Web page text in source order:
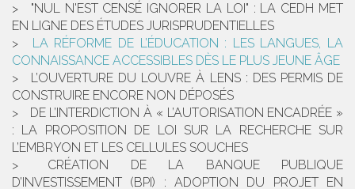
"NUL N'EST CENSÉ IGNORER LA LOI" : LA CEDH MET
EN LIGNE DES ÉTUDES JURISPRUDENTIELLES
LA RÉFORME DE L’ÉDUCATION : LES LANGUES, LA
CONNAISSANCE ACCESSIBLES DÈS LE PLUS JEUNE ÂGE
L’OUVERTURE DU LOUVRE À LENS : DES PERMIS DE
CONSTRUIRE ENCORE NON DÉPOSÉS
DE L’INTERDICTION À « L’AUTORISATION ENCADRÉE »
: LA PROPOSITION DE LOI SUR LA RECHERCHE SUR
L’EMBRYON ET LES CELLULES SOUCHES
CRÉATION DE LA BANQUE PUBLIQUE
D’INVESTISSEMENT (BPI) : ADOPTION DU PROJET EN